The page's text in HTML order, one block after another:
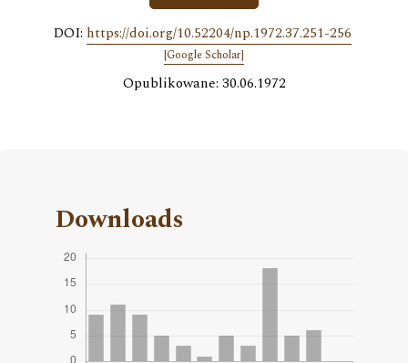
DOI: https://doi.org/10.52204/np.1972.37.251-256
[Google Scholar]
Opublikowane: 30.06.1972
Downloads